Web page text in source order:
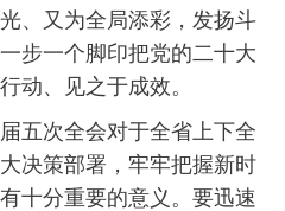
、又为全局添彩，发扬斗
步一个脚印把党的二十大
动、见之于成效。
次全会对于全省上下全
决策部署，牢牢把握新时
十分重要的意义。要迅速